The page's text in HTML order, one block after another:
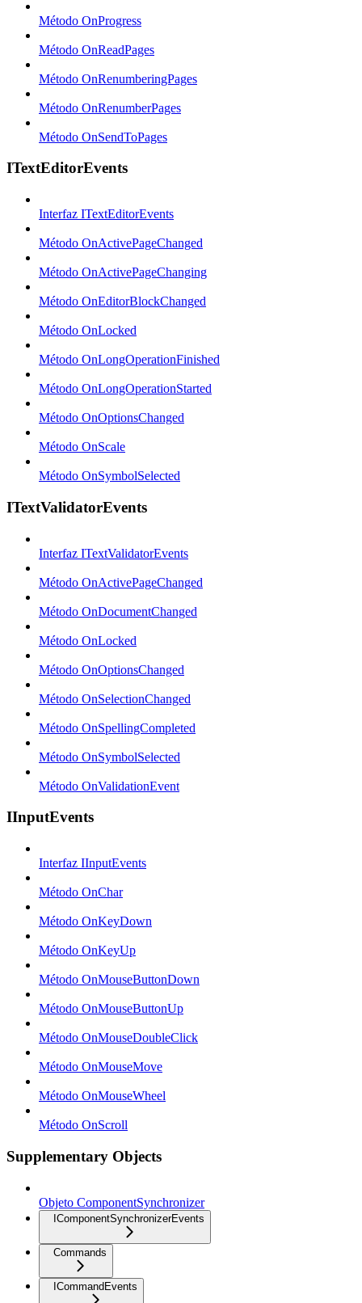
Método OnProgress
Método OnReadPages
Método OnRenumberingPages
Método OnRenumberPages
Método OnSendToPages
ITextEditorEvents
Interfaz ITextEditorEvents
Método OnActivePageChanged
Método OnActivePageChanging
Método OnEditorBlockChanged
Método OnLocked
Método OnLongOperationFinished
Método OnLongOperationStarted
Método OnOptionsChanged
Método OnScale
Método OnSymbolSelected
ITextValidatorEvents
Interfaz ITextValidatorEvents
Método OnActivePageChanged
Método OnDocumentChanged
Método OnLocked
Método OnOptionsChanged
Método OnSelectionChanged
Método OnSpellingCompleted
Método OnSymbolSelected
Método OnValidationEvent
IInputEvents
Interfaz IInputEvents
Método OnChar
Método OnKeyDown
Método OnKeyUp
Método OnMouseButtonDown
Método OnMouseButtonUp
Método OnMouseDoubleClick
Método OnMouseMove
Método OnMouseWheel
Método OnScroll
Supplementary Objects
Objeto ComponentSynchronizer
IComponentSynchronizerEvents
Commands
ICommandEvents